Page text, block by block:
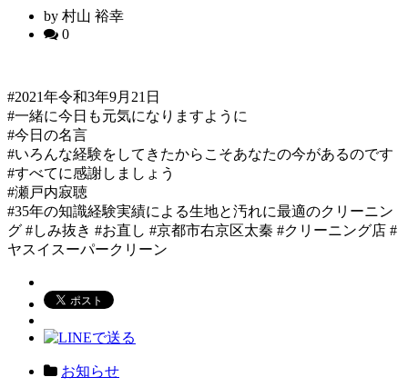
by 村山 裕幸
0
#2021年令和3年9月21日
#一緒に今日も元気になりますように
#今日の名言
#いろんな経験をしてきたからこそあなたの今があるのです
#すべてに感謝しましょう
#瀬戸内寂聴
#35年の知識経験実績による生地と汚れに最適のクリーニン
グ #しみ抜き #お直し #京都市右京区太秦 #クリーニング店 #
ヤスイスーパークリーン
お知らせ